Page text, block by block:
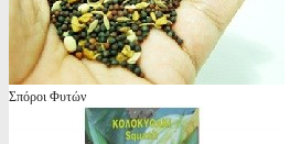
Σπόροι Φυτών